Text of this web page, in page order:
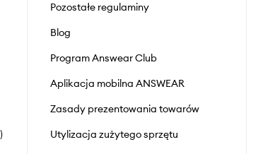
Pozostałe regulaminy
Blog
Program Answear Club
Aplikacja mobilna ANSWEAR
Zasady prezentowania towarów
Utylizacja zużytego sprzętu